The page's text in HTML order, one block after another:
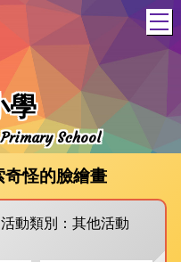
學
School
怪的臉繪畫
活動類別：其他活動